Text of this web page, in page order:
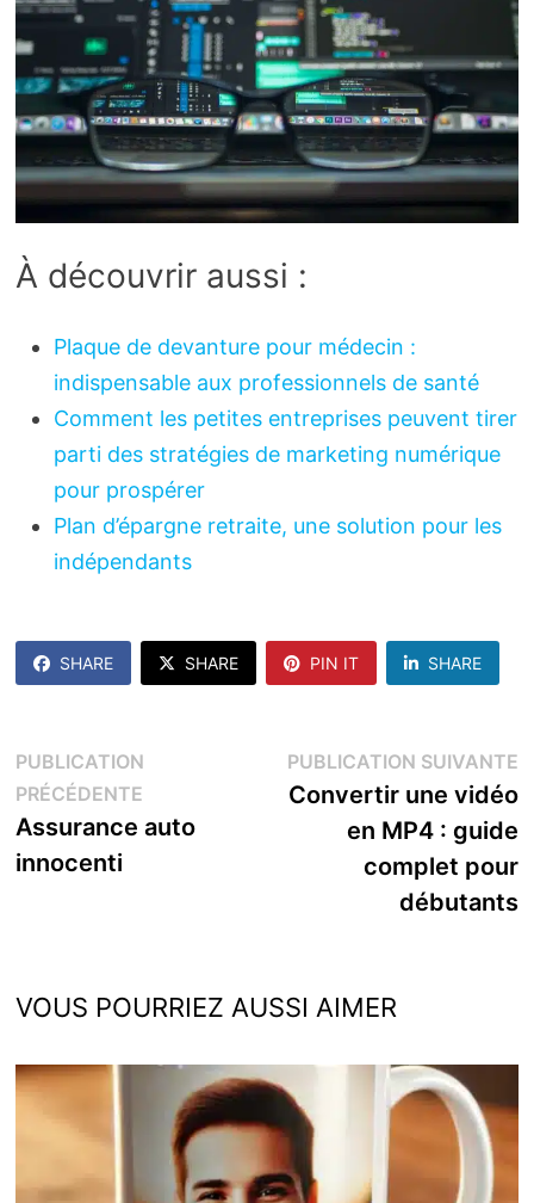
À découvrir aussi :
Plaque de devanture pour médecin :
indispensable aux professionnels de santé
Comment les petites entreprises peuvent tirer
parti des stratégies de marketing numérique
pour prospérer
Plan d’épargne retraite, une solution pour les
indépendants
SHARE SHARE PIN IT SHARE
Navigation
de
l’article
PUBLICATION
PRÉCÉDENTEPublication
précédente :
Assurance auto
innocenti
PUBLICATION SUIVANTE
Convertir une vidéo
en MP4 : guide
complet pour
débutants
VOUS POURRIEZ AUSSI AIMER